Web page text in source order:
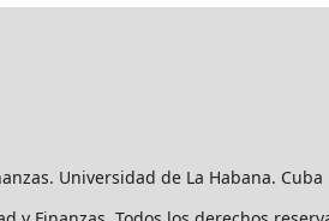
Universidad de La Habana. Cuba